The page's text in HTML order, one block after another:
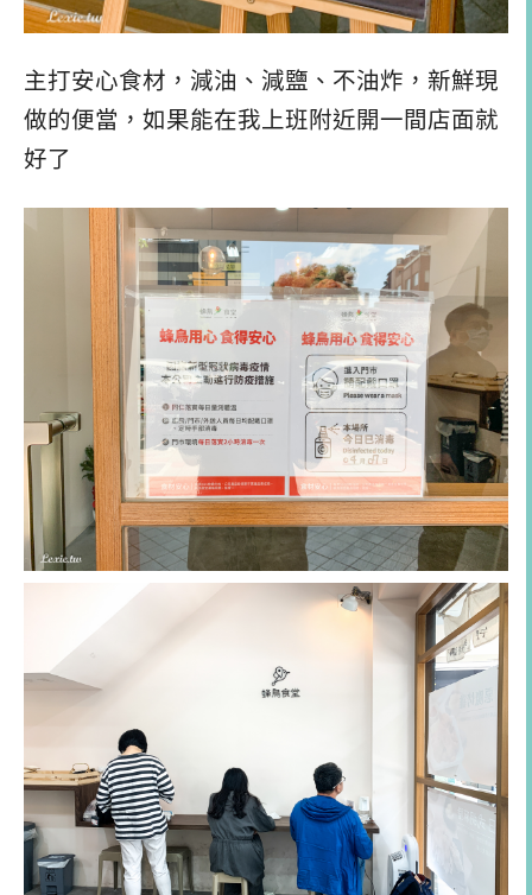
主打安心食材，減油、減鹽、不油炸，新鮮現
做的便當，如果能在我上班附近開一間店面就
好了